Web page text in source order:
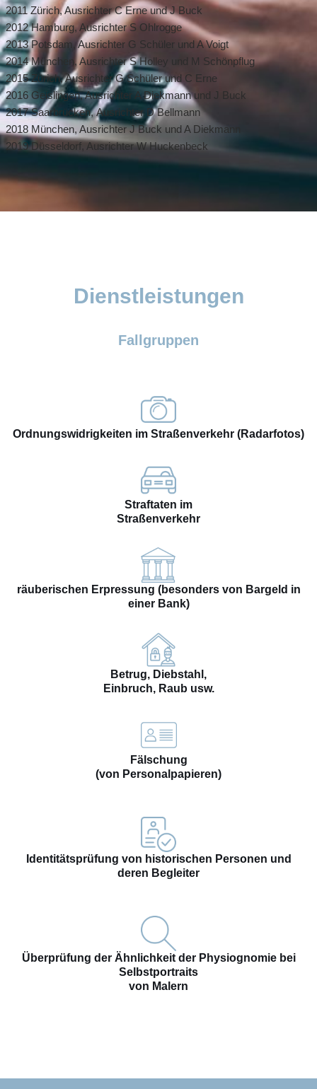
2011 Zürich, Ausrichter C Erne und J Buck
2012 Hamburg, Ausrichter S Ohlrogge
2013 Potsdam, Ausrichter G Schüler und A Voigt
2014 München, Ausrichter S Holley und M Schönpflug
2015 Zürich, Ausrichter G Schüler und C Erne
2016 Geislingen, Ausrichter A Diekmann und J Buck
2017 Saarbrücken, Ausrichter D Bellmann
2018 München, Ausrichter J Buck und A Diekmann
2019 Düsseldorf, Ausrichter W Huckenbeck
Dienstleistungen
Fallgruppen
Ordnungswidrigkeiten im Straßenverkehr (Radarfotos)
Straftaten im
Straßenverkehr
räuberischen Erpressung (besonders von Bargeld in
einer Bank)
Betrug, Diebstahl,
Einbruch, Raub usw.
Fälschung
(von Personalpapieren)
Identitätsprüfung von historischen Personen und
deren Begleiter
Überprüfung der Ähnlichkeit der Physiognomie bei
Selbstportraits
von Malern